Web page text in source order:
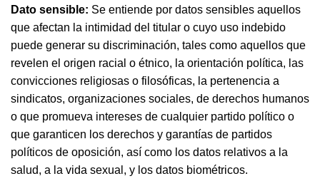
Dato sensible: Se entiende por datos sensibles aquellos
que afectan la intimidad del titular o cuyo uso indebido
puede generar su discriminación, tales como aquellos que
revelen el origen racial o étnico, la orientación política, las
convicciones religiosas o filosóficas, la pertenencia a
sindicatos, organizaciones sociales, de derechos humanos
o que promueva intereses de cualquier partido político o
que garanticen los derechos y garantías de partidos
políticos de oposición, así como los datos relativos a la
salud, a la vida sexual, y los datos biométricos.